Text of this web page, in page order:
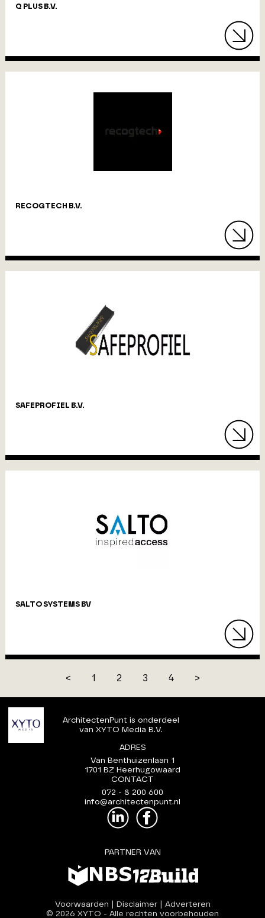
Q PLUS B.V.
RECOGTECH B.V.
SAFEPROFIEL B.V.
SALTO SYSTEMS BV
< 1 2 3 4 >
ArchitectenPunt is onderdeel
van XYTO Media B.V.
ADRES
Van Benthuizenlaan 1
1701 BZ Heerhugowaard
CONTACT
072 - 8 200 600
info@architectenpunt.nl
PARTNER VAN
Voorwaarden Disclaimer| Adverteren
© 2026 XYTO - Alle rechten voorbehouden